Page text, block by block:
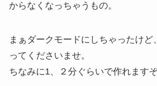
からなくなっちゃうもの。
まぁダークモードにしちゃったけど
ってくださいませ。
ちなみに1、２分ぐらいで作れますぞ